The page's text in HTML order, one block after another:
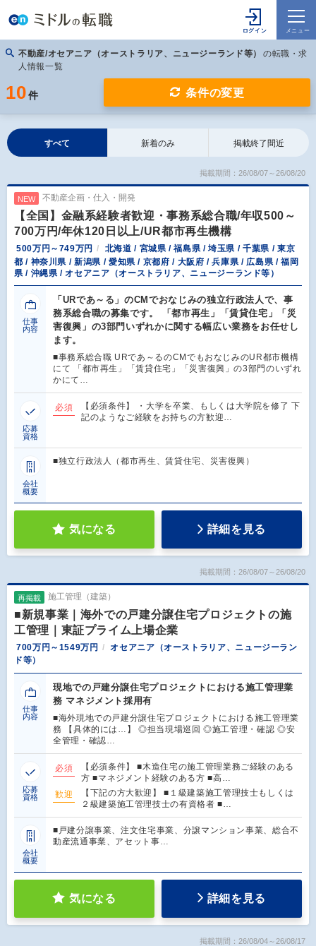
不動産/オセアニア（オーストラリア、ニュージーランド等）
の転職・求
人情報一覧
10 件 条件の変更
すべて 新着のみ 掲載終了間近
掲載期間：26/08/07～26/08/20
NEW 不動産企画・仕入・開発
【全国】金融系経験者歓迎・事務系総合職/年収500～
700万円/年休120日以上/UR都市再生機構
500万円～749万円
北海道 / 宮城県 / 福島県 / 埼玉県 / 千葉県 / 東京
都 / 神奈川県 / 新潟県 / 愛知県 / 京都府 / 大阪府 / 兵庫県 / 広島県 / 福岡
県 / 沖縄県 / オセアニア（オーストラリア、ニュージーランド等）
仕事
内容
「URであ～る」のCMでおなじみの独立行政法人で、事
務系総合職の募集です。 「都市再生」「賃貸住宅」「災
害復興」の3部門いずれかに関する幅広い業務をお任せし
ます。
■事務系総合職 URであ～るのCMでもおなじみのUR都市機構
にて 「都市再生」「賃貸住宅」「災害復興」の3部門のいずれ
かにて…
応募
資格
必須
【必須条件】 ・大学を卒業、もしくは大学院を修了 下
記のようなご経験をお持ちの方歓迎…
会社
概要
■独立行政法人（都市再生、賃貸住宅、災害復興）
気になる 詳細を見る
掲載期間：26/08/07～26/08/20
再掲載 施工管理（建築）
■新規事業｜海外での戸建分譲住宅プロジェクトの施
工管理｜東証プライム上場企業
700万円～1549万円
オセアニア（オーストラリア、ニュージーラン
ド等）
仕事
内容
現地での戸建分譲住宅プロジェクトにおける施工管理業
務 マネジメント採用有
■海外現地での戸建分譲住宅プロジェクトにおける施工管理業
務 【具体的には…】 ◎担当現場巡回 ◎施工管理・確認 ◎安
全管理・確認…
応募
資格
必須
【必須条件】 ■木造住宅の施工管理業務ご経験のある
方 ■マネジメント経験のある方 ■高…
歓迎
【下記の方大歓迎】 ■１級建築施工管理技士もしくは
２級建築施工管理技士の有資格者 ■…
会社
概要
■戸建分譲事業、注文住宅事業、分譲マンション事業、総合不
動産流通事業、アセット事…
気になる 詳細を見る
掲載期間：26/08/04～26/08/17